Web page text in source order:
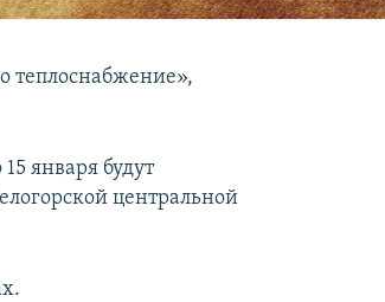
теплоснабжение»,
января будут
центральной